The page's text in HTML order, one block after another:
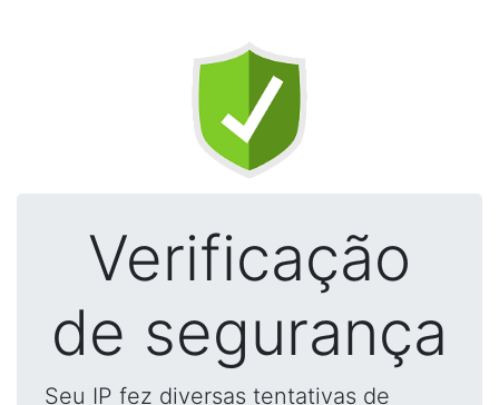
Verificação
de segurança
Seu IP fez diversas tentativas de